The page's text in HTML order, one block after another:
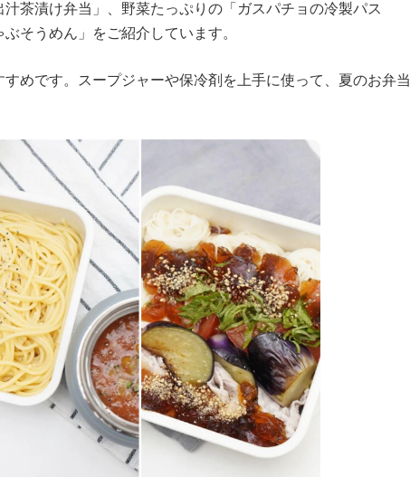
茶漬け弁当」、野菜たっぷりの「ガスパチョの冷製パス
そうめん」をご紹介しています。
めです。スープジャーや保冷剤を上手に使って、夏のお弁当